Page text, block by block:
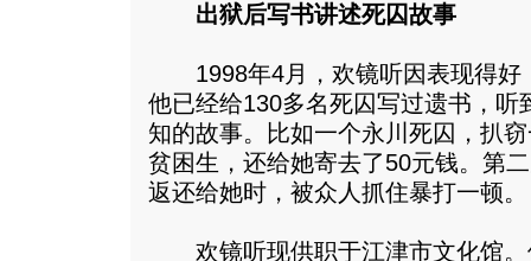
出狱后写书讲述死囚故事
1998年4月，欢镜听因表现得好
他已经给130多名死囚写过遗书，听
知的故事。比如一个永川死囚，扒
贫困生，还给她寄去了50元钱。第
返还给她时，被众人抓住暴打一顿。
欢镜听现供职于江津市文化馆。